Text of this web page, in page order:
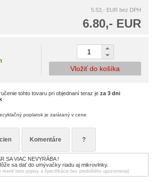
5.53,- EUR bez DPH
6.80,- EUR
Vložiť do košíka
tohto tovaru pri objednaní teraz je za 3 dni
poplatok je zarátaný v cene
Komentáre ?
SA VIAC NEVYRÁBA !
sa dať do umývačky riadu aj mikrovlnky.
meniť tieto popisy a špecifikácie bez predošlého upozornenia)